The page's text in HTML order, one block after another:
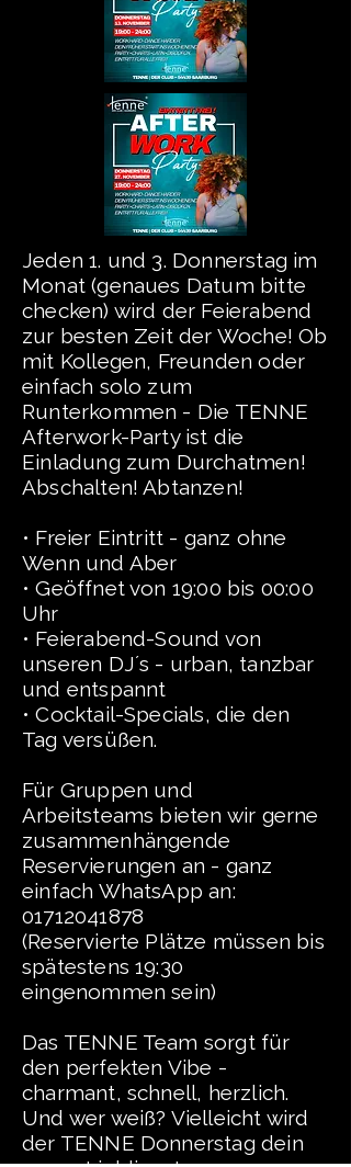
Jeden 1. und 3. Donnerstag im
Monat (genaues Datum bitte
checken) wird der Feierabend
zur besten Zeit der Woche! Ob
mit Kollegen, Freunden oder
einfach solo zum
Runterkommen - Die TENNE
Afterwork-Party ist die
Einladung zum Durchatmen!
Abschalten! Abtanzen!
• Freier Eintritt - ganz ohne
Wenn und Aber
• Geöffnet von 19:00 bis 00:00
Uhr
• Feierabend-Sound von
unseren DJ´s - urban, tanzbar
und entspannt
• Cocktail-Specials, die den
Tag versüßen.
Für Gruppen und
Arbeitsteams bieten wir gerne
zusammenhängende
Reservierungen an - ganz
einfach WhatsApp an:
01712041878
(Reservierte Plätze müssen bis
spätestens 19:30
eingenommen sein)
Das TENNE Team sorgt für
den perfekten Vibe -
charmant, schnell, herzlich.
Und wer weiß? Vielleicht wird
der TENNE Donnerstag dein